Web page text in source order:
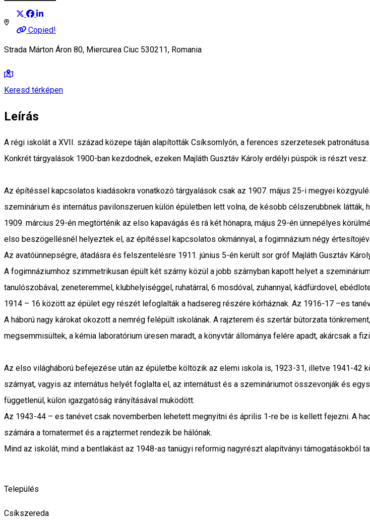
Copied!
Strada Márton Áron 80, Miercurea Ciuc 530211, Romania
Keresd térképen
Leírás
A régi iskolát a XVII. század közepe táján alapították Csíksomlyón, a ferences szerzetesek
Konkrét tárgyalások 1900-ban kezdodnek, ezeken Majláth Gusztáv Károly erdélyi püspök is részt vesz.
Az építéssel kapcsolatos kiadásokra vonatkozó tárgyalások csak az 1907. május 25-i megyei
szeminárium és internátus pavilonszeruen külön épületben lett volna, de késobb célszerubbnek látták,
1909. március 29-én megtörténik az elso kapavágás és rá két hónapra, május 29-én ünnepélyes
elso beszögellésnél helyeztek el, az építéssel kapcsolatos okmánnyal, a fogimnázium négy
Az avatóünnepségre, átadásra és felszentelésre 1911. június 5-én került sor gróf Majláth Gusztáv
A fogimnáziumhoz szimmetrikusan épült két szárny közül a jobb szárnyban kapott helyet a
tanulószobával, zeneteremmel, klubhelyiséggel, ruhatárral, 6 mosdóval, zuhannyal, kádfürdovel,
1914 – 16 között az épület egy részét lefoglalták a hadsereg részére kórháznak. Az 1916-17 –es
A háború nagy károkat okozott a nemrég felépült iskolának. A rajzterem és szertár bútorzata
megsemmisültek, a kémia laboratórium üresen maradt, a könyvtár állománya felére apadt, akárcsak a
Az elso világháború befejezése után az épületbe költözik az elemi iskola is, 1923-31, illetve 1941-42
szárnyat, vagyis az internátus helyét foglalta el, az internátust és a szemináriumot összevonják és
függetlenül, külön igazgatóság irányításával muködött.
Az 1943-44 – es tanévet csak novemberben lehetett megnyitni és április 1-re be is kellett fejezni. A
számára a tornatermet és a rajztermet rendezik be hálónak.
Mind az iskolát, mind a bentlakást az 1948-as tanügyi reformig nagyrészt alapítványi támogatásokból
Település
Csíkszereda